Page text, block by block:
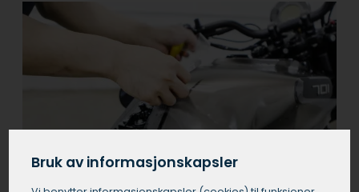
Bruk av informasjonskapsler